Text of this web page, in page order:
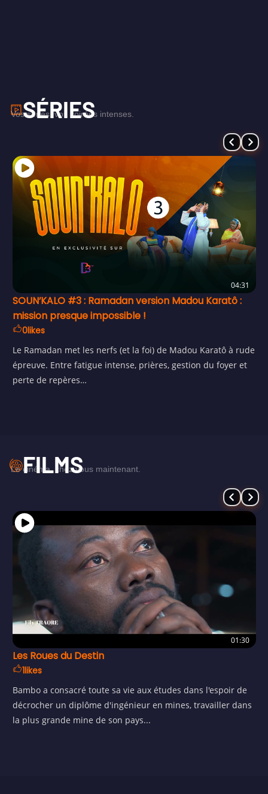
SÉRIES
Vos séries, vos soirées intenses.
04:31
SOUN’KALO #3 : Ramadan version Madou Karatô :
mission presque impossible !
0likes
Le Ramadan met les nerfs (et la foi) de Madou Karatô à rude
épreuve. Entre fatigue intense, prières, gestion du foyer et
perte de repères…
FILMS
Le cinéma, chez vous maintenant.
01:30
Les Roues du Destin
1likes
Bambo a consacré toute sa vie aux études dans l'espoir de
décrocher un diplôme d'ingénieur en mines, travailler dans
la plus grande mine de son pays...